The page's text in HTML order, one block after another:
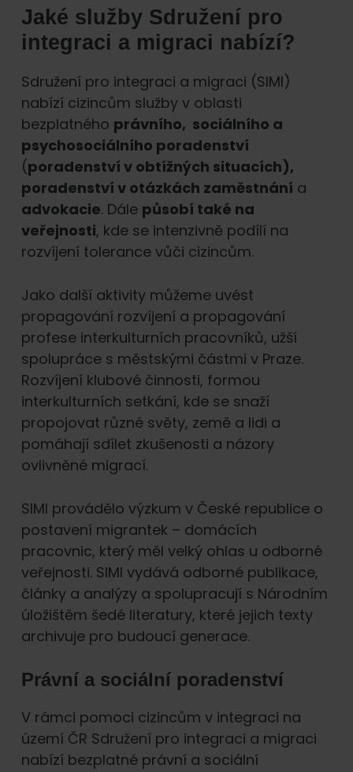
Jaké služby Sdružení pro
integraci a migraci nabízí?
Sdružení pro integraci a migraci (SIMI)
nabízí cizincům služby v oblasti
bezplatného právního, sociálního a
psychosociálního poradenství
(poradenství v obtížných situacích),
poradenství v otázkách zaměstnání a
advokacie. Dále působí také na
veřejnosti, kde se intenzivně podílí na
rozvíjení tolerance vůči cizincům.
Jako další aktivity můžeme uvést
propagování rozvíjení a propagování
profese interkulturních pracovníků, užší
spolupráce s městskými částmi v Praze.
Rozvíjení klubové činnosti, formou
interkulturních setkání, kde se snaží
propojovat různé světy, země a lidi a
pomáhají sdílet zkušenosti a názory
ovlivněné migrací.
SIMI provádělo výzkum v České republice o
postavení migrantek – domácích
pracovnic, který měl velký ohlas u odborné
veřejnosti. SIMI vydává odborné publikace,
články a analýzy a spolupracují s Národním
úložištěm šedé literatury, které jejich texty
archivuje pro budoucí generace.
Právní a sociální poradenství
V rámci pomoci cizincům v integraci na
území ČR Sdružení pro integraci a migraci
nabízí bezplatné právní a sociální